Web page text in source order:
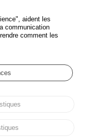
et Cookies
aident les
communication
comment les